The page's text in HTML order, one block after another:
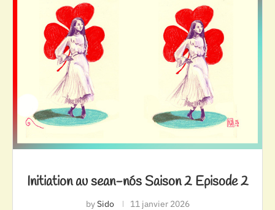
Initiation au sean-nós Saison 2 Episode 2
bySido 11 janvier 2026